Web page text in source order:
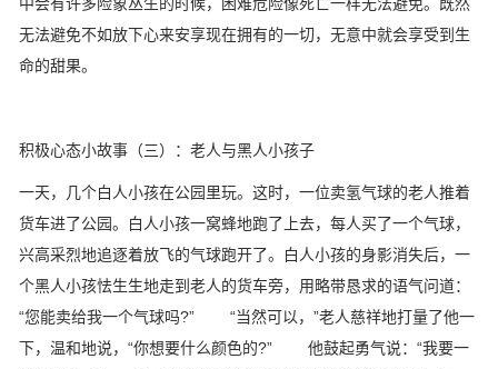
无法避免不如放下心来安享现在拥有的一切，无意中就会享受到生
命的甜果。
积极心态小故事（三）：老人与黑人小孩子
一天，几个白人小孩在公园里玩。这时，一位卖氢气球的老人推着
货车进了公园。白人小孩一窝蜂地跑了上去，每人买了一个气球，
兴高采烈地追逐着放飞的气球跑开了。白人小孩的身影消失后，一
个黑人小孩怯生生地走到老人的货车旁，用略带恳求的语气问道：
“您能卖给我一个气球吗?” “当然可以，”老人慈祥地打量了他一
下，温和地说，“你想要什么颜色的?” 他鼓起勇气说：“我要一